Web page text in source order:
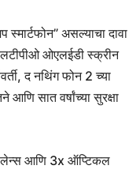
असल्याचा दावा
ओएलईडी स्क्रीन
द नथिंग फोन 2 च्या
सात वर्षांच्या सुरक्षा
लेन्स आणि 3x ऑप्टिकल